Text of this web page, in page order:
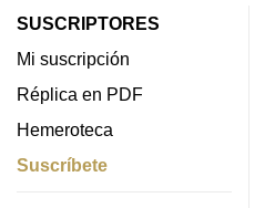
SUSCRIPTORES
Mi suscripción
Réplica en PDF
Hemeroteca
Suscríbete